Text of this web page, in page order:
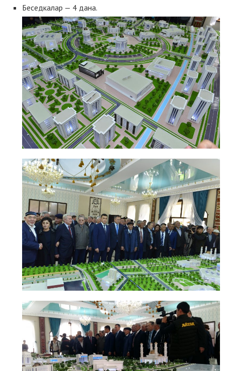
Беседкалар — 4 дана.